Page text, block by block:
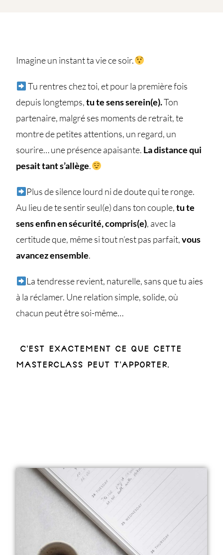
Imagine un instant ta vie ce soir.
Tu rentres chez toi, et pour la première fois
depuis longtemps,tu te sens serein(e).Ton
partenaire, malgré ses moments de retrait, te
montre de petites attentions, un regard, un
sourire… une présence apaisante. La distance qui
pesait tant s’allège.
Plus de silence lourd ni de doute qui te ronge.
Au lieu de te sentir seul(e) dans ton couple,tu te
sens enfin en sécurité, compris(e), avec la
certitude que, même si tout n’est pas parfait,vous
avancez ensemble.
La tendresse revient, naturelle, sans que tu aies
à la réclamer. Une relation simple, solide, où
chacun peut être soi-même…
C’est exactement ce que cette
masterclass peut t’apporter.